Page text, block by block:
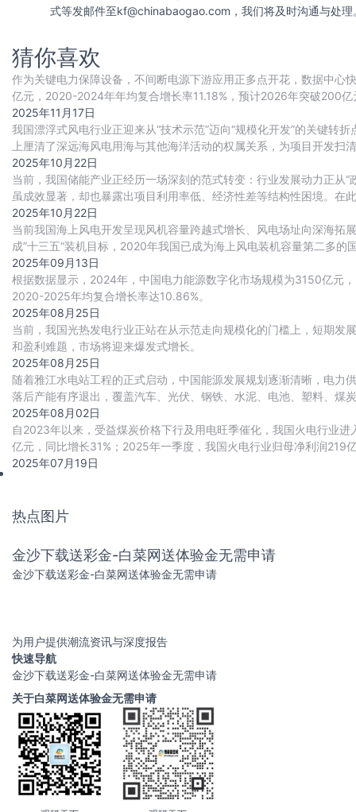
式等发邮件至kf@chinabaogao.com ，我们将及时沟通与处理
猜你喜欢
作为关键电力保障设备，不间断电源下游应用正多点开花，数据中
亿元，2020-2024年年均复合增长率11.18%，预计2026年突破200
全球重要的不间断电源
2025年11月17日
我国漂浮式风电行业正迎来从“技术示范”迈向“规模化开发”的关键转
上厘清了深远海风电用海与其他海洋活动的权属关系，为项目开发
启动了大批国管海域项目的前期工作，预示着
2025年10月22日
当前，我国储能产业正经历一场深刻的范式转变：行业发展动力正从
虽成效显著，却也暴露出项目利用率低、经济性差等结构性困境。
开放共享的模式，有效破解了分散式储能的痛
2025年10月22日
当前我国海上风电开发呈现风机容量跨越式增长、风电场址向深海
成”十三五“装机目标，2020年我国已成为海上风电装机容量第二多
上风电累计并网量达到41
2025年09月13日
根据数据显示，2024年，中国电力能源数字化市场规模为3150亿元
2020-2025年均复合增长率达10.86%。
2025年08月25日
当前，我国光热发电行业正站在从示范走向规模化的门槛上，短期
和盈利难题，市场将迎来爆发式增长。
2025年08月25日
随着雅江水电站工程的正式启动，中国能源发展规划逐渐清晰，电力
落后产能有序退出，覆盖汽车、光伏、钢铁、水泥、电池、塑料、煤
相关高耗能行业年用电量合计减少约12
2025年08月02日
自2023年以来，受益煤炭价格下行及用电旺季催化，我国火电行业
亿元，同比增长31%；2025年一季度，我国火电行业归母净利润219
2025年07月19日
热点图片
金沙下载送彩金-白菜网送体验金无需申请
金沙下载送彩金-白菜网送体验金无需申请
为用户提供潮流资讯与深度报告
快速导航
金沙下载送彩金-白菜网送体验金无需申请
关于白菜网送体验金无需申请